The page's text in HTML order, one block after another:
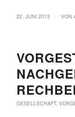
22. JUNI 2013 VON
GESELLSCHAFT,